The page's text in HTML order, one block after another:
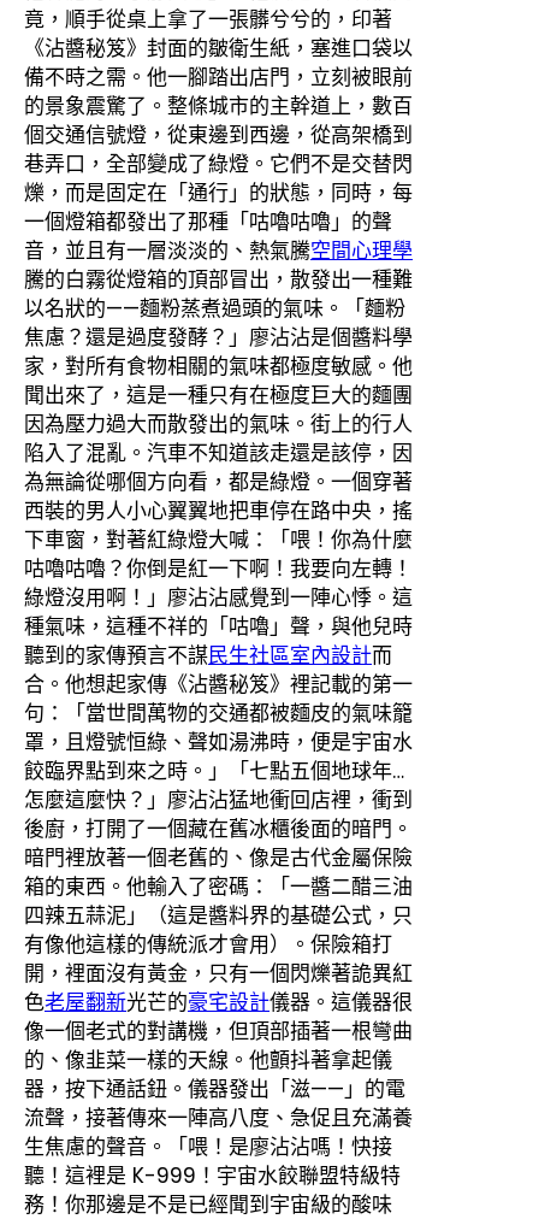
竟，順手從桌上拿了一張髒兮兮的，印著
《沾醬秘笈》封面的皺衛生紙，塞進口袋以
備不時之需。他一腳踏出店門，立刻被眼前
的景象震驚了。整條城市的主幹道上，數百
個交通信號燈，從東邊到西邊，從高架橋到
巷弄口，全部變成了綠燈。它們不是交替閃
爍，而是固定在「通行」的狀態，同時，每
一個燈箱都發出了那種「咕嚕咕嚕」的聲
音，並且有一層淡淡的、熱氣騰空間心理學
騰的白霧從燈箱的頂部冒出，散發出一種難
以名狀的——麵粉蒸煮過頭的氣味。「麵粉
焦慮？還是過度發酵？」廖沾沾是個醬料學
家，對所有食物相關的氣味都極度敏感。他
聞出來了，這是一種只有在極度巨大的麵團
因為壓力過大而散發出的氣味。街上的行人
陷入了混亂。汽車不知道該走還是該停，因
為無論從哪個方向看，都是綠燈。一個穿著
西裝的男人小心翼翼地把車停在路中央，搖
下車窗，對著紅綠燈大喊：「喂！你為什麼
咕嚕咕嚕？你倒是紅一下啊！我要向左轉！
綠燈沒用啊！」廖沾沾感覺到一陣心悸。這
種氣味，這種不祥的「咕嚕」聲，與他兒時
聽到的家傳預言不謀民生社區室內設計而
合。他想起家傳《沾醬秘笈》裡記載的第一
句：「當世間萬物的交通都被麵皮的氣味籠
罩，且燈號恒綠、聲如湯沸時，便是宇宙水
餃臨界點到來之時。」「七點五個地球年…
怎麼這麼快？」廖沾沾猛地衝回店裡，衝到
後廚，打開了一個藏在舊冰櫃後面的暗門。
暗門裡放著一個老舊的、像是古代金屬保險
箱的東西。他輸入了密碼：「一醬二醋三油
四辣五蒜泥」（這是醬料界的基礎公式，只
有像他這樣的傳統派才會用）。保險箱打
開，裡面沒有黃金，只有一個閃爍著詭異紅
色老屋翻新光芒的豪宅設計儀器。這儀器很
像一個老式的對講機，但頂部插著一根彎曲
的、像韭菜一樣的天線。他顫抖著拿起儀
器，按下通話鈕。儀器發出「滋——」的電
流聲，接著傳來一陣高八度、急促且充滿養
生焦慮的聲音。「喂！是廖沾沾嗎！快接
聽！這裡是 K-999！宇宙水餃聯盟特級特
務！你那邊是不是已經聞到宇宙級的酸味